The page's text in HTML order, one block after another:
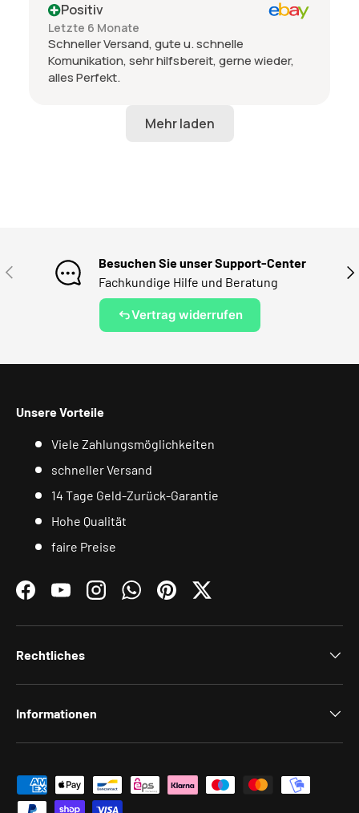
Positiv
Letzte 6 Monate
Schneller Versand, gute u. schnelle
Komunikation, sehr hilfsbereit, gerne wieder,
alles Perfekt.
VORHERIGE
Besuchen Sie unser Support-Center
Fachkundige Hilfe und Beratung
Vertrag widerrufen
Unsere Vorteile
Viele Zahlungsmöglichkeiten
schneller Versand
14 Tage Geld-Zurück-Garantie
Hohe Qualität
faire Preise
FacebookYouTubeInstagramWhatsAppPinterestTwitter
Rechtliches
Informationen
Zahlungsmethoden